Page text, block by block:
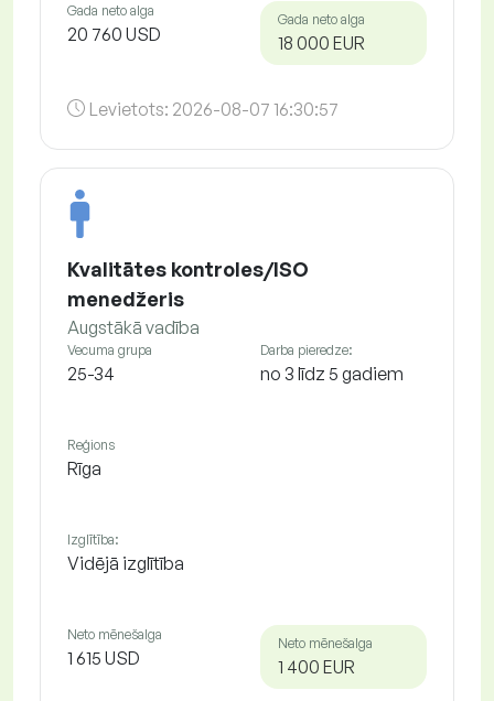
Gada neto alga
20 760 USD
Gada neto alga
18 000 EUR
Levietots: 2026-08-07 16:30:57
Kvalitātes kontroles/ISO
menedžeris
Augstākā vadība
Vecuma grupa
25-34
Darba pieredze:
no 3 līdz 5 gadiem
Reģions
Rīga
Izglītība:
Vidējā izglītība
Neto mēnešalga
1 615 USD
Neto mēnešalga
1 400 EUR